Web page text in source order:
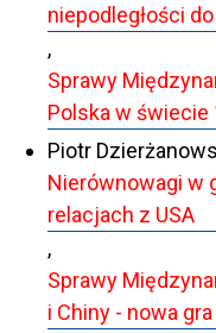
niepodległości
,
Sprawy
Polska w świecie
Piotr
Nierównowagi w
relacjach z USA
,
Sprawy
i Chiny - nowa